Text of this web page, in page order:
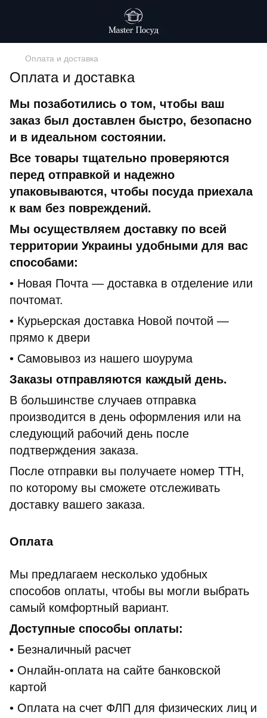
Оплата и доставка
Оплата и доставка
Мы позаботились о том, чтобы ваш
заказ был доставлен быстро, безопасно
и в идеальном состоянии.
Все товары тщательно проверяются
перед отправкой и надежно
упаковываются, чтобы посуда приехала
к вам без повреждений.
Мы осуществляем доставку по всей
территории Украины удобными для вас
способами:
• Новая Почта — доставка в отделение или
почтомат.
• Курьерская доставка Новой почтой —
прямо к двери
• Самовывоз из нашего шоурума
Заказы отправляются каждый день.
В большинстве случаев отправка
производится в день оформления или на
следующий рабочий день после
подтверждения заказа.
После отправки вы получаете номер ТТН,
по которому вы сможете отслеживать
доставку вашего заказа.
Оплата
Мы предлагаем несколько удобных
способов оплаты, чтобы вы могли выбрать
самый комфортный вариант.
Доступные способы оплаты:
• Безналичный расчет
• Онлайн-оплата на сайте банковской
картой
• Оплата на счет ФЛП для физических лиц и